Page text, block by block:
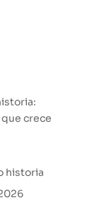
crece
historia